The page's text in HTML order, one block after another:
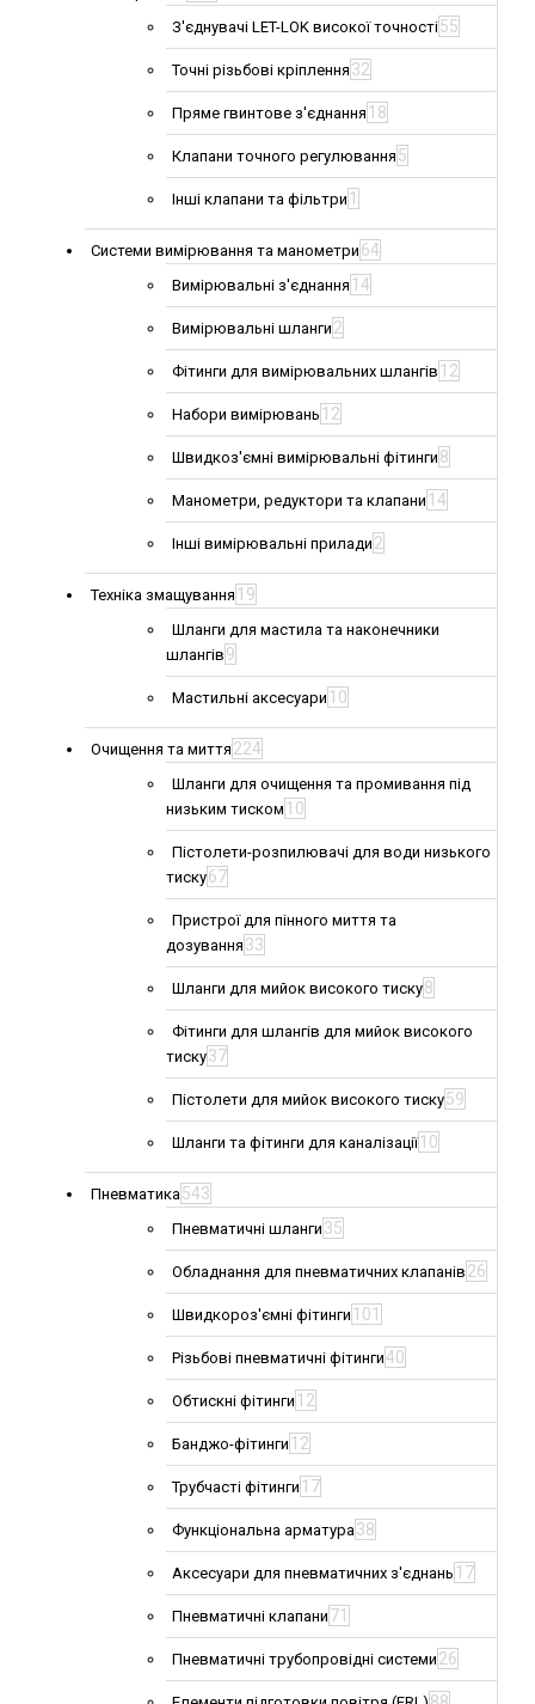
З'єднувачі LET-LOK високої точності55
Точні різьбові кріплення 32
Пряме гвинтове з'єднання 18
Клапани точного регулювання 5
Інші клапани та фільтри 1
Системи вимірювання та манометри 64
Вимірювальні з'єднання 14
Вимірювальні шланги 2
Фітинги для вимірювальних шлангів 12
Набори вимірювань 12
Швидкоз'ємні вимірювальні фітинги 8
Манометри, редуктори та клапани 14
Інші вимірювальні прилади 2
Техніка змащування 19
Шланги для мастила та наконечники
шлангів 9
Мастильні аксесуари 10
Очищення та миття 224
Шланги для очищення та промивання під
низьким тиском 10
Пістолети-розпилювачі для води низького
тиску67
Пристрої для пінного миття та
дозування 33
Шланги для мийок високого тиску8
Фітинги для шлангів для мийок високого
тиску37
Пістолети для мийок високого тиску59
Шланги та фітинги для каналізації 10
Пневматика543
Пневматичні шланги 35
Обладнання для пневматичних клапанів 26
Швидкороз'ємні фітинги 101
Різьбові пневматичні фітинги40
Обтискні фітинги 12
Банджо-фітинги 12
Трубчасті фітинги 17
Функціональна арматура38
Аксесуари для пневматичних з'єднань 17
Пневматичні клапани 71
Пневматичні трубопровідні системи 26